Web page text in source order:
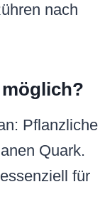
nach
Pflanzliche
Quark.
für